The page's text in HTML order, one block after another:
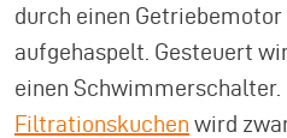
durch einen
aufgehaspelt. Gesteuert
einen Schwimmerschalter.
Filtrationskuchen wird